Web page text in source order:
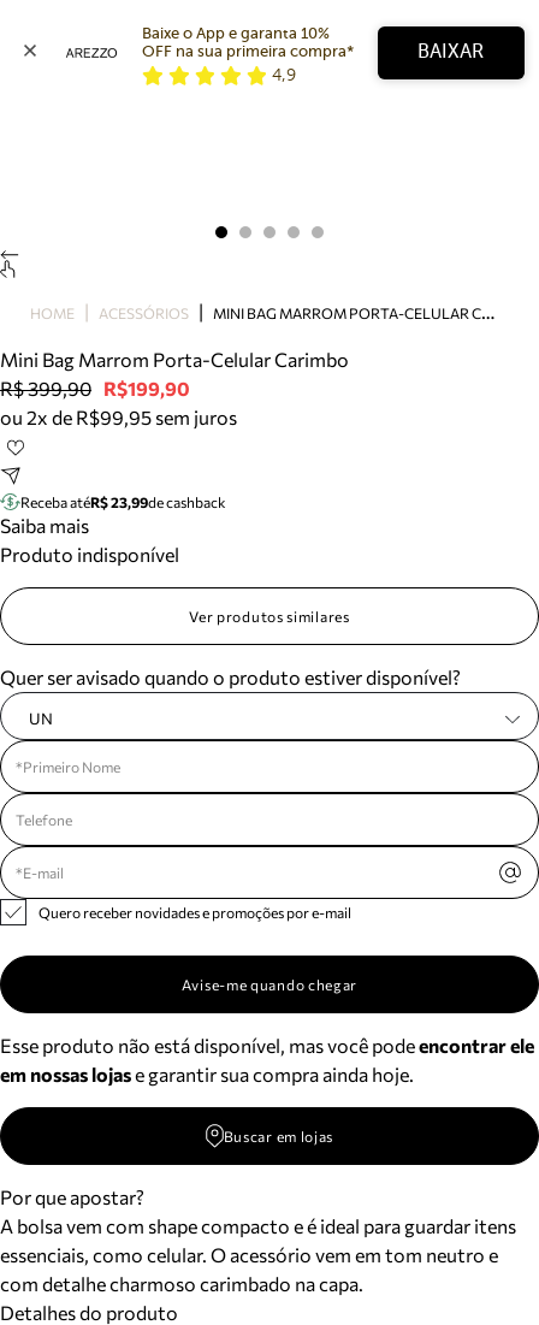
Bolsa
Tamanco
Tênis
Mule
Tire dúvidas sobre pedidos, devoluções e mais.
Meus pedidos
Acompanhe seus pedidos e solicite devoluções.
Baixe o App e garanta 10%
OFF na sua primeira compra*
4,9
BAIXAR
HOME ACESSÓRIOS M
INI BAG MARROM PORTA-CELULAR CARIMBO
Mini Bag Marrom Porta-Celular Carimbo
R$ 399,90 R$199,90
ou 2x de R$99,95 sem juros
Receba atéR$ 23,99de cashback
Saiba mais
Produto indisponível
Ver produtos similares
Quer ser avisado quando o produto estiver disponível?
UN
Quero receber novidades e promoções por e-mail
Avise-me quando chegar
Esse produto não está disponível, mas você podeencontrar ele
em nossas lojase garantir sua compra ainda hoje.
Buscar em lojas
Por que apostar?
A bolsa vem com shape compacto e é ideal para guardar itens
essenciais, como celular. O acessório vem em tom neutro e
com detalhe charmoso carimbado na capa.
Detalhes do produto